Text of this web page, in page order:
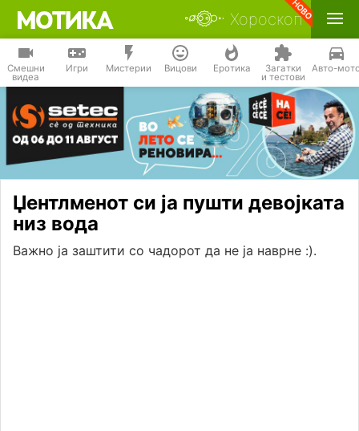
Хороскоп
Смешни
видеа
Игри Мистерии Вицови Еротика Загатки
и тестови
Авто-
Џентлменот си ја пушти девојката
низ вода
Важно ја заштити со чадорот да не ја наврне :).